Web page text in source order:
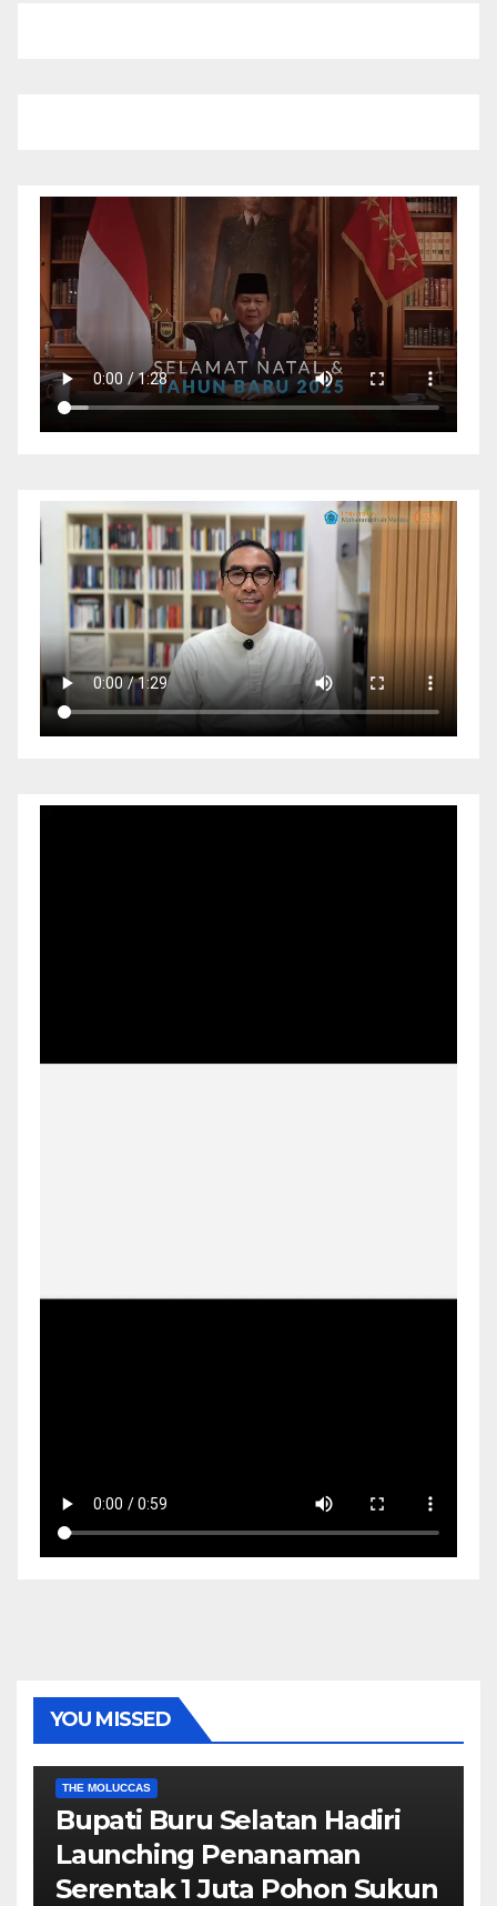
YOU MISSED
THE MOLUCCAS
Bupati Buru Selatan Hadiri
Launching Penanaman
Serentak 1 Juta Pohon Sukun